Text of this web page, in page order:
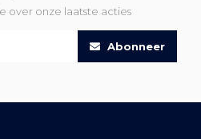
over onze laatste acties
Abonneer